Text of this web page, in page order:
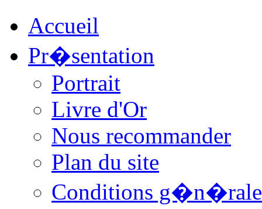
Accueil
Pr�sentation
Portrait
Livre d'Or
Nous recommander
Plan du site
Conditions